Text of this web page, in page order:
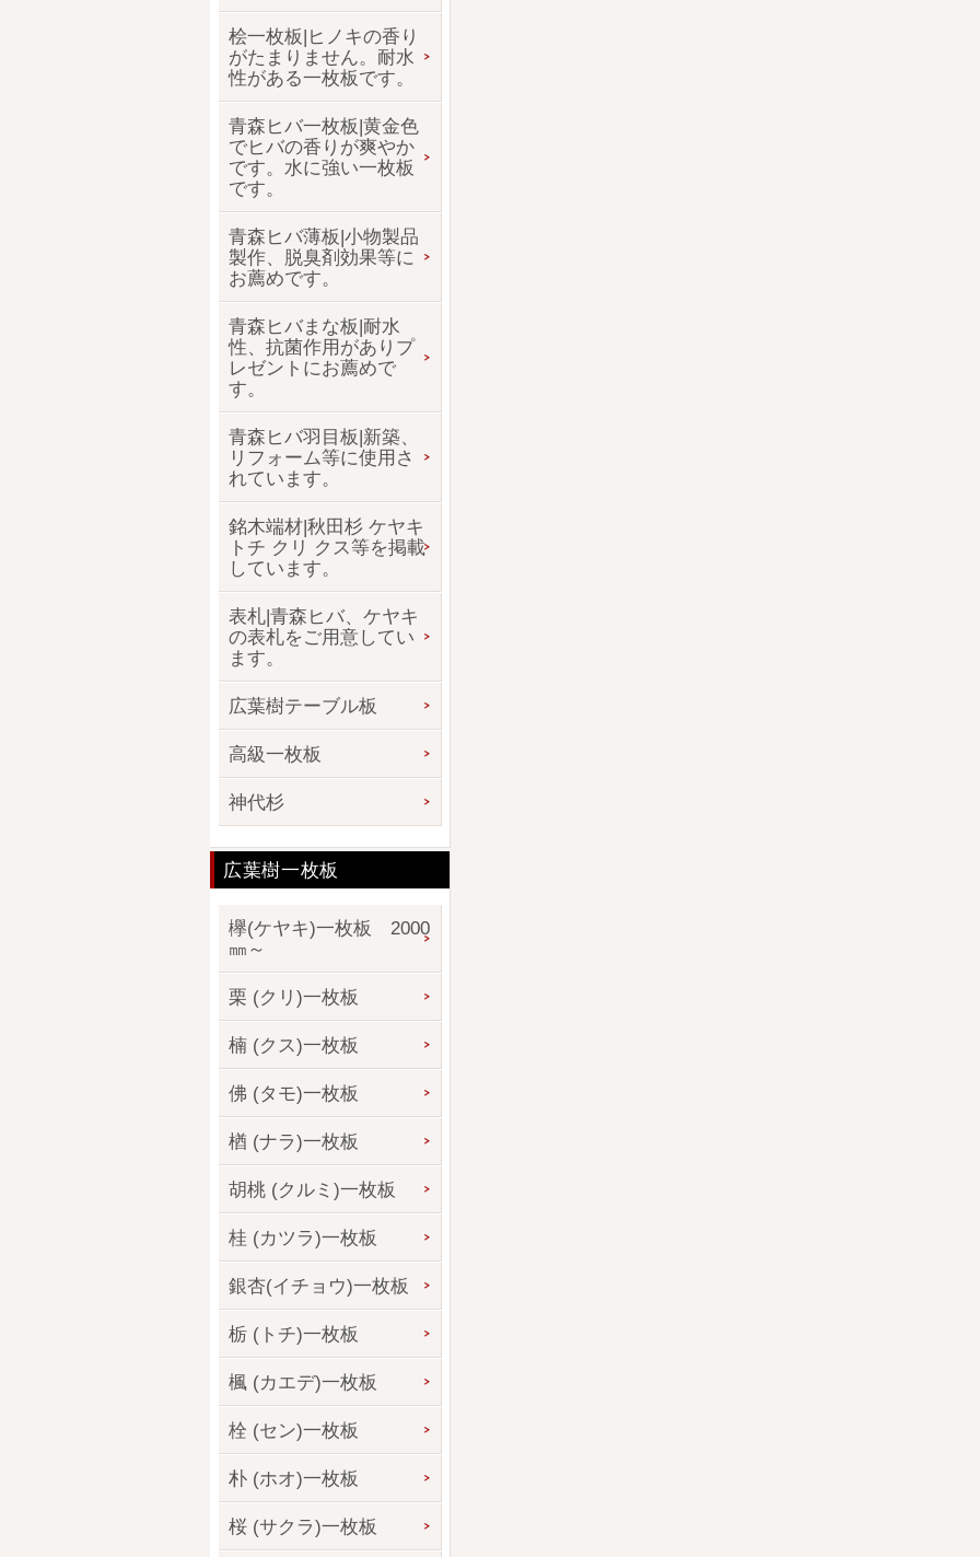
桧一枚板|ヒノキの香り
がたまりません。耐水
性がある一枚板です。
青森ヒバ一枚板|黄金色
でヒバの香りが爽やか
です。水に強い一枚板
です。
青森ヒバ薄板|小物製品
製作、脱臭剤効果等に
お薦めです。
青森ヒバまな板|耐水
性、抗菌作用がありプ
レゼントにお薦めで
す。
青森ヒバ羽目板|新築、
リフォーム等に使用さ
れています。
銘木端材|秋田杉 ケヤキ
トチ クリ クス等を掲載
しています。
表札|青森ヒバ、ケヤキ
の表札をご用意してい
ます。
広葉樹テーブル板
高級一枚板
神代杉
広葉樹一枚板
欅(ケヤキ)一枚板 2000
㎜～
栗 (クリ)一枚板
楠 (クス)一枚板
佛 (タモ)一枚板
楢 (ナラ)一枚板
胡桃 (クルミ)一枚板
桂 (カツラ)一枚板
銀杏(イチョウ)一枚板
栃 (トチ)一枚板
楓 (カエデ)一枚板
栓 (セン)一枚板
朴 (ホオ)一枚板
桜 (サクラ)一枚板